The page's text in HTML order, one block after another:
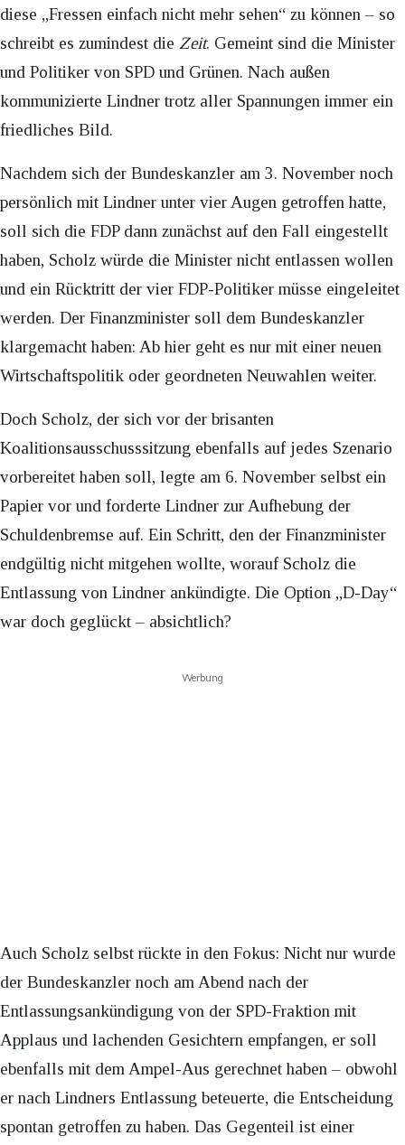
diese „Fressen einfach nicht mehr sehen“ zu können – so
schreibt es zumindest die Zeit. Gemeint sind die Minister
und Politiker von SPD und Grünen. Nach außen
kommunizierte Lindner trotz aller Spannungen immer ein
friedliches Bild.
Nachdem sich der Bundeskanzler am 3. November noch
persönlich mit Lindner unter vier Augen getroffen hatte,
soll sich die FDP dann zunächst auf den Fall eingestellt
haben, Scholz würde die Minister nicht entlassen wollen
und ein Rücktritt der vier FDP-Politiker müsse eingeleitet
werden. Der Finanzminister soll dem Bundeskanzler
klargemacht haben: Ab hier geht es nur mit einer neuen
Wirtschaftspolitik oder geordneten Neuwahlen weiter.
Doch Scholz, der sich vor der brisanten
Koalitionsausschusssitzung ebenfalls auf jedes Szenario
vorbereitet haben soll, legte am 6. November selbst ein
Papier vor und forderte Lindner zur Aufhebung der
Schuldenbremse auf. Ein Schritt, den der Finanzminister
endgültig nicht mitgehen wollte, worauf Scholz die
Entlassung von Lindner ankündigte. Die Option „D-Day“
war doch geglückt – absichtlich?
Werbung
Auch Scholz selbst rückte in den Fokus: Nicht nur wurde
der Bundeskanzler noch am Abend nach der
Entlassungsankündigung von der SPD-Fraktion mit
Applaus und lachenden Gesichtern empfangen, er soll
ebenfalls mit dem Ampel-Aus gerechnet haben – obwohl
er nach Lindners Entlassung beteuerte, die Entscheidung
spontan getroffen zu haben. Das Gegenteil ist einer